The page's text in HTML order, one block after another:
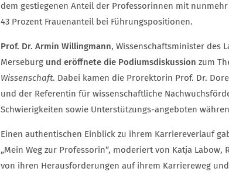
dem gestiegenen Anteil der Professorinnen mit
43 Prozent Frauenanteil bei Führungspositionen.
Prof. Dr. Armin Willingmann, Wissenschaftsminister des
Merseburg und eröffnete die Podiumsdiskussion zum
Wissenschaft. Dabei kamen die Prorektorin Prof. Dr.
und der Referentin für wissenschaftliche
Schwierigkeiten sowie Unterstützungs-angeboten
Einen authentischen Einblick zu ihrem Karriereverlauf
„Mein Weg zur Professorin“, moderiert von Katja
von ihren Herausforderungen auf ihrem Karriereweg